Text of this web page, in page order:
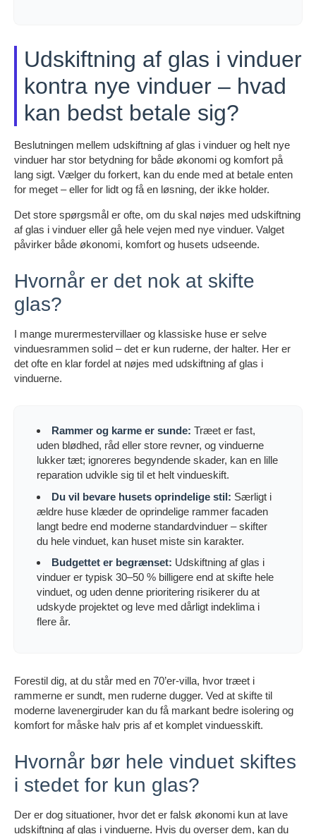
Udskiftning af glas i vinduer
kontra nye vinduer – hvad
kan bedst betale sig?
Beslutningen mellem udskiftning af glas i vinduer og helt nye
vinduer har stor betydning for både økonomi og komfort på
lang sigt. Vælger du forkert, kan du ende med at betale enten
for meget – eller for lidt og få en løsning, der ikke holder.
Det store spørgsmål er ofte, om du skal nøjes med udskiftning
af glas i vinduer eller gå hele vejen med nye vinduer. Valget
påvirker både økonomi, komfort og husets udseende.
Hvornår er det nok at skifte
glas?
I mange murermestervillaer og klassiske huse er selve
vinduesrammen solid – det er kun ruderne, der halter. Her er
det ofte en klar fordel at nøjes med udskiftning af glas i
vinduerne.
Rammer og karme er sunde: Træet er fast,
uden blødhed, råd eller store revner, og vinduerne
lukker tæt; ignoreres begyndende skader, kan en lille
reparation udvikle sig til et helt vindueskift.
Du vil bevare husets oprindelige stil: Særligt i
ældre huse klæder de oprindelige rammer facaden
langt bedre end moderne standardvinduer – skifter
du hele vinduet, kan huset miste sin karakter.
Budgettet er begrænset: Udskiftning af glas i
vinduer er typisk 30–50 % billigere end at skifte hele
vinduet, og uden denne prioritering risikerer du at
udskyde projektet og leve med dårligt indeklima i
flere år.
Forestil dig, at du står med en 70’er-villa, hvor træet i
rammerne er sundt, men ruderne dugger. Ved at skifte til
moderne lavenergiruder kan du få markant bedre isolering og
komfort for måske halv pris af et komplet vinduesskift.
Hvornår bør hele vinduet skiftes
i stedet for kun glas?
Der er dog situationer, hvor det er falsk økonomi kun at lave
udskiftning af glas i vinduerne. Hvis du overser dem, kan du